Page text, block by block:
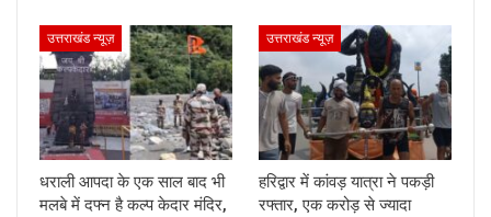
उत्तराखंड न्यूज़
धराली आपदा के एक साल बाद भी
मलबे में दफ्न है कल्प केदार मंदिर,
उत्तराखंड न्यूज़
हरिद्वार में कांवड़ यात्रा ने पकड़ी
रफ्तार, एक करोड़ से ज्यादा